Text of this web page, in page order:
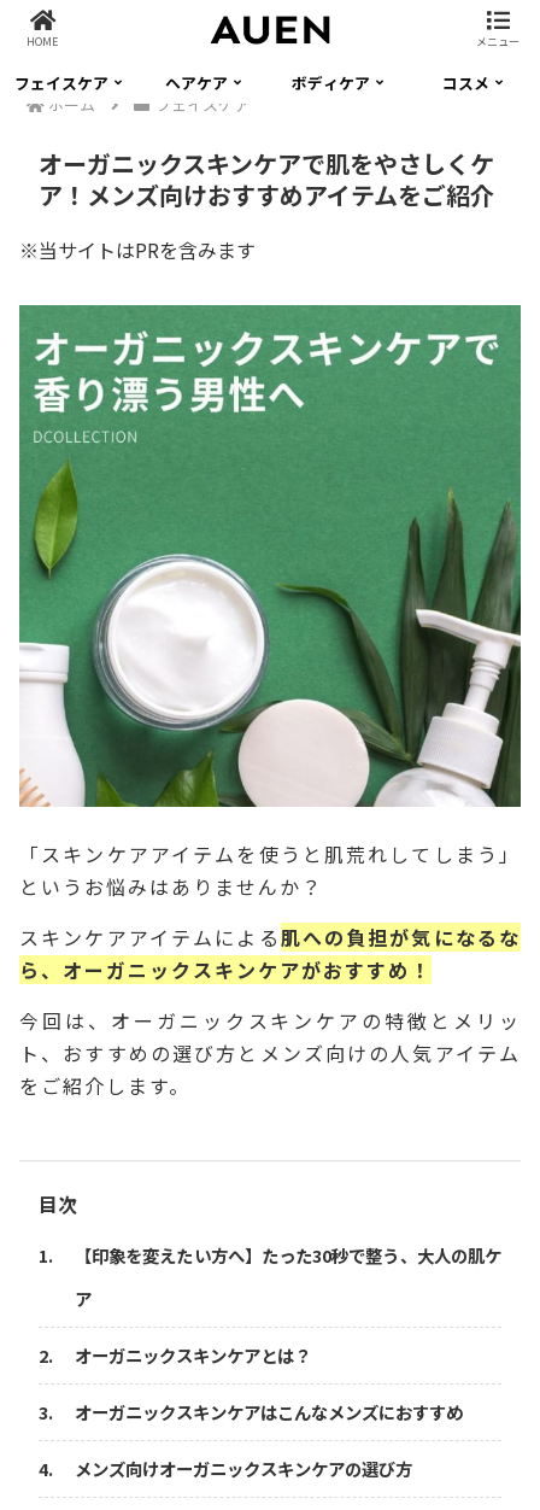
フェイスケア ヘアケア ボディケア
コスメ
ホーム
フェイスケア
オーガニックスキンケアで肌をやさしくケ
ア！メンズ向けおすすめアイテムをご紹介
※当サイトはPRを含みます
「スキンケアアイテムを使うと肌荒れしてしまう」
というお悩みはありませんか？
スキンケアアイテムによる肌への負担が気になるな
ら、オーガニックスキンケアがおすすめ！
今回は、オーガニックスキンケアの特徴とメリッ
ト、おすすめの選び方とメンズ向けの人気アイテム
をご紹介します。
目次
【印象を変えたい方へ】たった30秒で整う、大人の肌ケ
ア
オーガニックスキンケアとは？
オーガニックスキンケアはこんなメンズにおすすめ
メンズ向けオーガニックスキンケアの選び方
HOME メニュー